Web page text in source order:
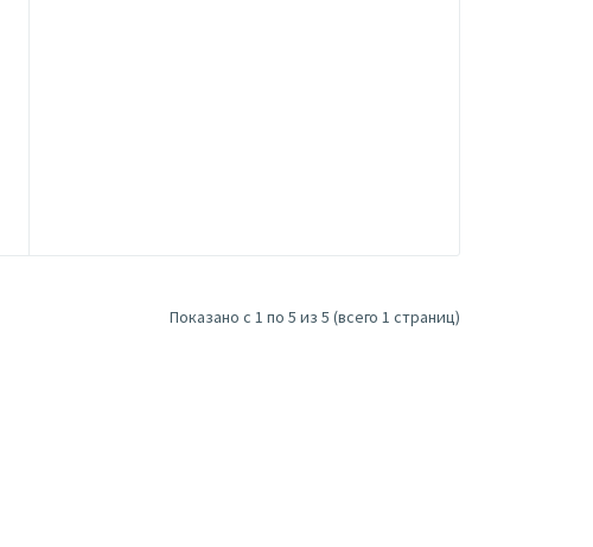
Показано с 1 по 5 из 5 (всего 1 страниц)